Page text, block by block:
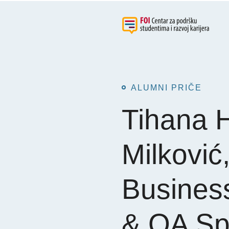
ALUMNI PRIČE
Tihana